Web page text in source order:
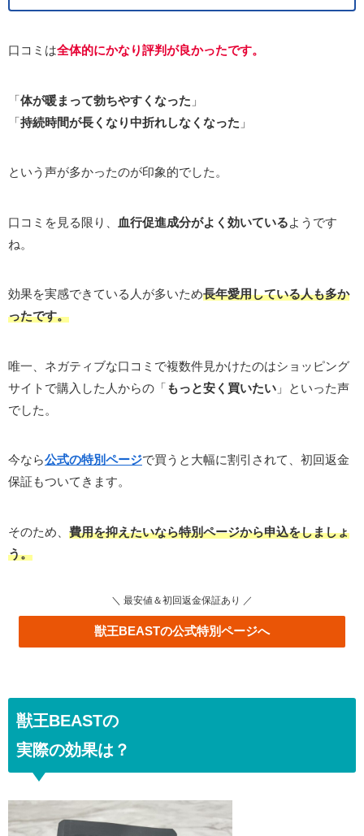
口コミは全体的にかなり評判が良かったです。
「体が暖まって勃ちやすくなった 」
「持続時間が長くなり中折れしなくなった 」
という声が多かったのが印象的でした。
口コミを見る限り、 血行促進成分がよく効いているようです
ね。
効果を実感できている人が多いため長年愛用している人も多か
ったです。
唯一、ネガティブな口コミで複数件見かけたのはショッピング
サイトで購入した人からの「もっと安く買いたい 」といった声
でした。
今なら公式の特別ページで買うと大幅に割引されて、初回返金
保証もついてきます。
そのため、 費用を抑えたいなら特別ページから申込をしましょ
う。
＼ 最安値＆初回返金保証あり ／
獣王BEASTの公式特別ページへ
獣王BEASTの
実際の効果は？